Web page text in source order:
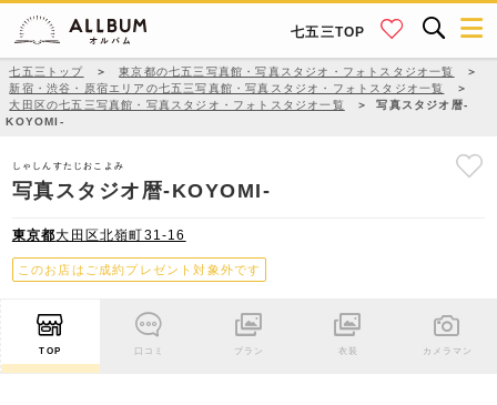
七五三TOP
七五三トップ ＞ 東京都の七五三写真館・写真スタジオ・フォトスタジオ一覧
＞
新宿・渋谷・原宿エリアの七五三写真館・写真スタジオ・フォトスタジオ一覧
＞
大田区の七五三写真館・写真スタジオ・フォトスタジオ一覧
＞
写真スタジオ暦-
KOYOMI-
しゃしんすたじおこよみ
写真スタジオ暦-KOYOMI-
東京都大田区北嶺町31-16
このお店はご成約プレゼント対象外です
TOP 口コミ プラン 衣装 カメラマン